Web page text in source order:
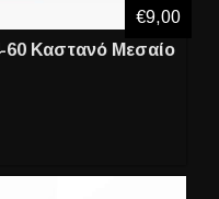
60 Καστανό Μεσαίο
€9,00